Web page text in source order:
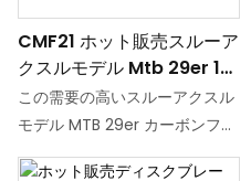
CMF21 ホット販売スルーア
クスルモデル Mtb 29er 14
"15" 16 "17" 19 "カーボンフ
ァイバーバイクフレーム内
バイクフレーム
この需要の高いスルーアクスル
モデル MTB 29er カーボンファ
イバー バイク フレームは、内